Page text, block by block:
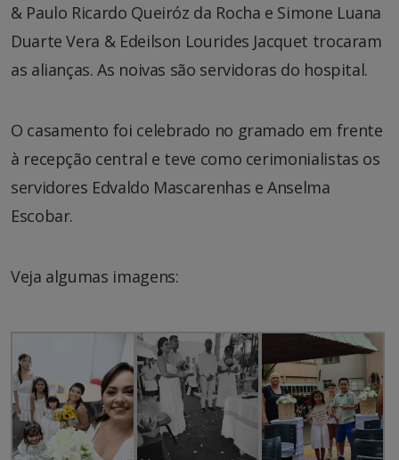
& Paulo Ricardo Queiróz da Rocha e Simone Luana
Duarte Vera & Edeilson Lourides Jacquet trocaram
as alianças. As noivas são servidoras do hospital.
O casamento foi celebrado no gramado em frente
à recepção central e teve como cerimonialistas os
servidores Edvaldo Mascarenhas e Anselma
Escobar.
Veja algumas imagens: